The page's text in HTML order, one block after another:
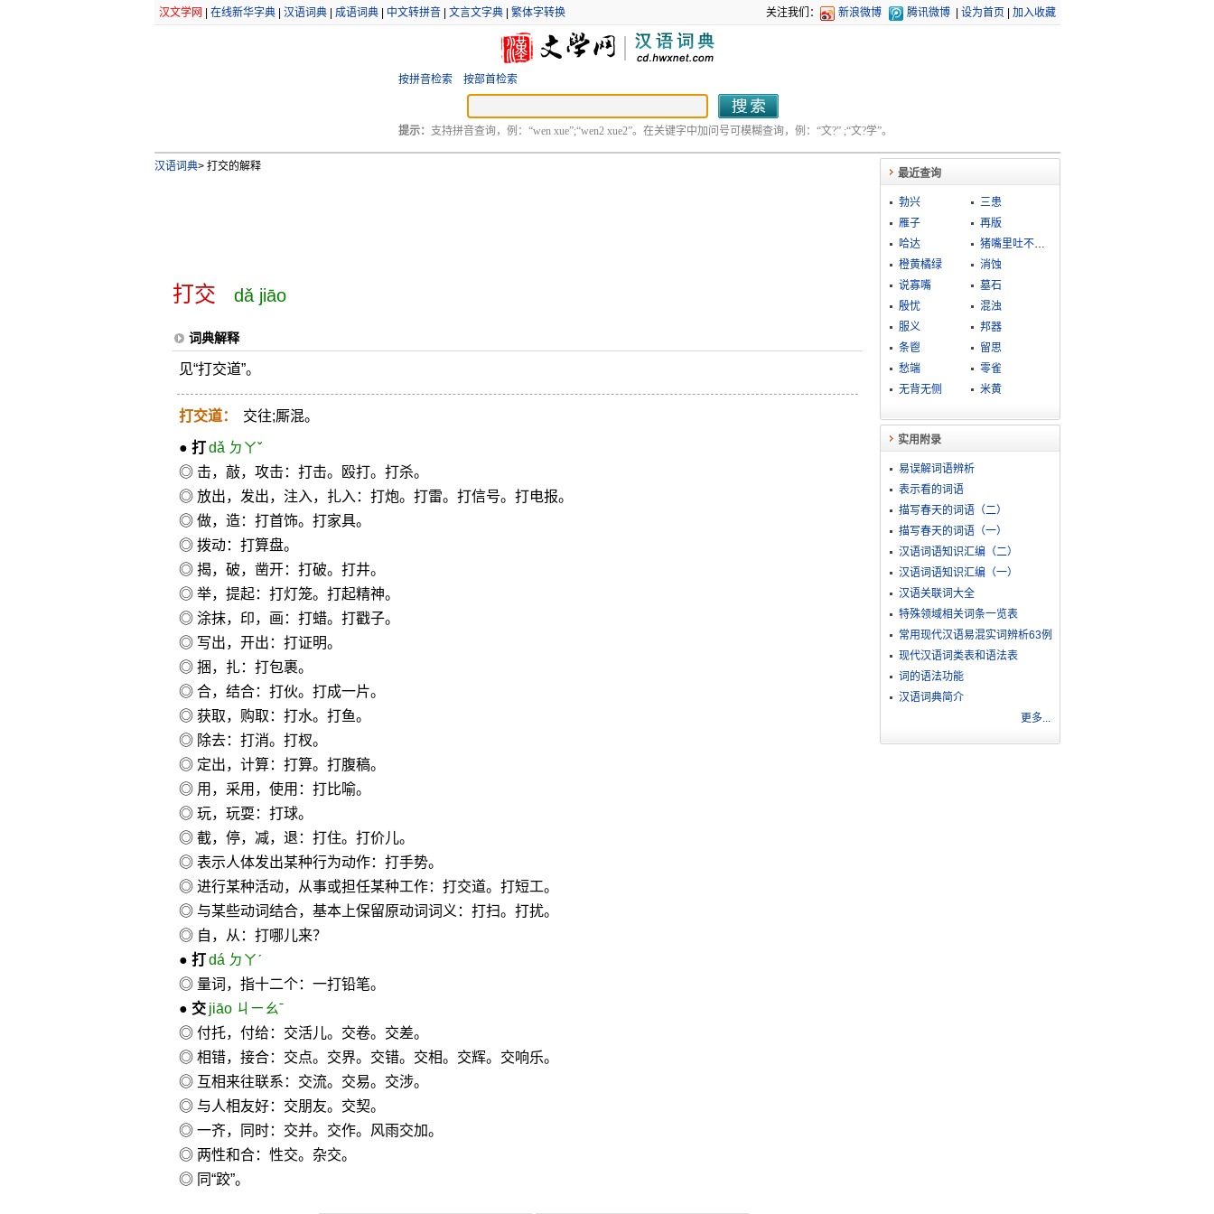
汉文学网 在线新华字典| 汉语词典| 成语词典| 中文转拼音| 文言文字典| 繁体字转换 关注我们： 新浪微博 腾讯微博 设为首页 加入收藏
按拼音检索 按部首检索
提示： 支持拼音查询，例：“wen xue”;“wen2 xue2”。在关键字中加问号可模糊查询，例：“文?” ;“文?学”。
汉语词典>打交的解释
打交 dǎ jiāo
词典解释
见“打交道”。
打交道： 交往;厮混。
● 打 dǎ ㄉㄚˇ
◎ 击，敲，攻击：打击。殴打。打杀。
◎ 放出，发出，注入，扎入：打炮。打雷。打信号。打电报。
◎ 做，造：打首饰。打家具。
◎ 拨动：打算盘。
◎ 揭，破，凿开：打破。打井。
◎ 举，提起：打灯笼。打起精神。
◎ 涂抹，印，画：打蜡。打戳子。
◎ 写出，开出：打证明。
◎ 捆，扎：打包裹。
◎ 合，结合：打伙。打成一片。
◎ 获取，购取：打水。打鱼。
◎ 除去：打消。打杈。
◎ 定出，计算：打算。打腹稿。
◎ 用，采用，使用：打比喻。
◎ 玩，玩耍：打球。
◎ 截，停，减，退：打住。打价儿。
◎ 表示人体发出某种行为动作：打手势。
◎ 进行某种活动，从事或担任某种工作：打交道。打短工。
◎ 与某些动词结合，基本上保留原动词词义：打扫。打扰。
◎ 自，从：打哪儿来？
● 打 dá ㄉㄚˊ
◎ 量词，指十二个：一打铅笔。
● 交 jiāo ㄐㄧㄠˉ
◎ 付托，付给：交活儿。交卷。交差。
◎ 相错，接合：交点。交界。交错。交相。交辉。交响乐。
◎ 互相来往联系：交流。交易。交涉。
◎ 与人相友好：交朋友。交契。
◎ 一齐，同时：交并。交作。风雨交加。
◎ 两性和合：性交。杂交。
◎ 同“跤”。
最近查询
勃兴
三患
雁子
再版
哈达
猪嘴里吐不出象牙
橙黄橘绿
消蚀
说寡嘴
墓石
殷忧
混浊
服义
邦器
条鬯
留思
愁端
零雀
无背无侧
米黄
实用附录
易误解词语辨析
表示看的词语
描写春天的词语（二）
描写春天的词语（一）
汉语词语知识汇编（二）
汉语词语知识汇编（一）
汉语关联词大全
特殊领域相关词条一览表
常用现代汉语易混实词辨析63例
现代汉语词类表和语法表
词的语法功能
汉语词典简介
更多...